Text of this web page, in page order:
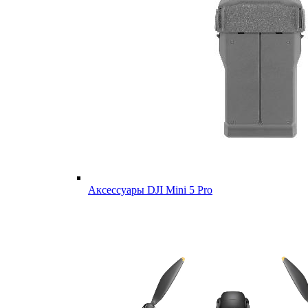
Аксессуары DJI Mini 5 Pro